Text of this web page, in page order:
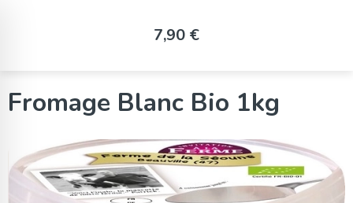
Fromage Blanc Bio 1kg
7,90 €